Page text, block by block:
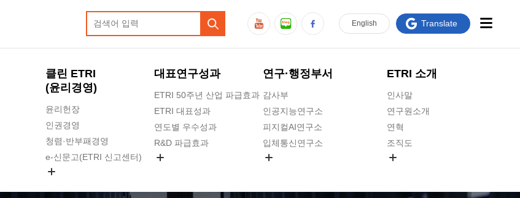
클린 ETRI
(윤리경영)
윤리헌장
인권경영
청렴·반부패경영
e-신문고(ETRI 신고센터)
대표연구성과
ETRI 50주년 산업 파급효과
ETRI 대표성과
연도별 우수성과
R&D 파급효과
연구·행정부서
감사부
인공지능연구소
피지컬AI연구소
입체통신연구소
ETRI 소개
인사말
연구원소개
연혁
조직도
English Translate